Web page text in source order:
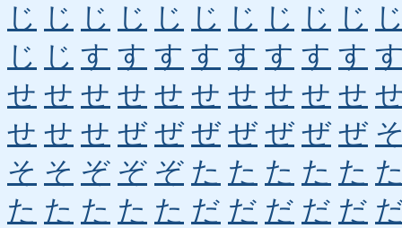
じ じ じ じ じ じ じ じ じ じ
じ じ す す す す す す す す
せ せ せ せ せ せ せ せ せ せ
せ せ せ ぜ ぜ ぜ ぜ ぜ ぜ ぜ
そ そ ぞ ぞ ぞ た た た た た
た た た た た だ だ だ だ だ